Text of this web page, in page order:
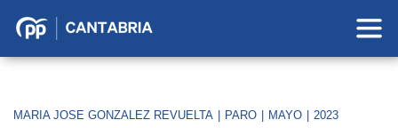
Partido
Cantabria
MARIA JOSE GONZALEZ REVUELTA PARO MAYO 2023